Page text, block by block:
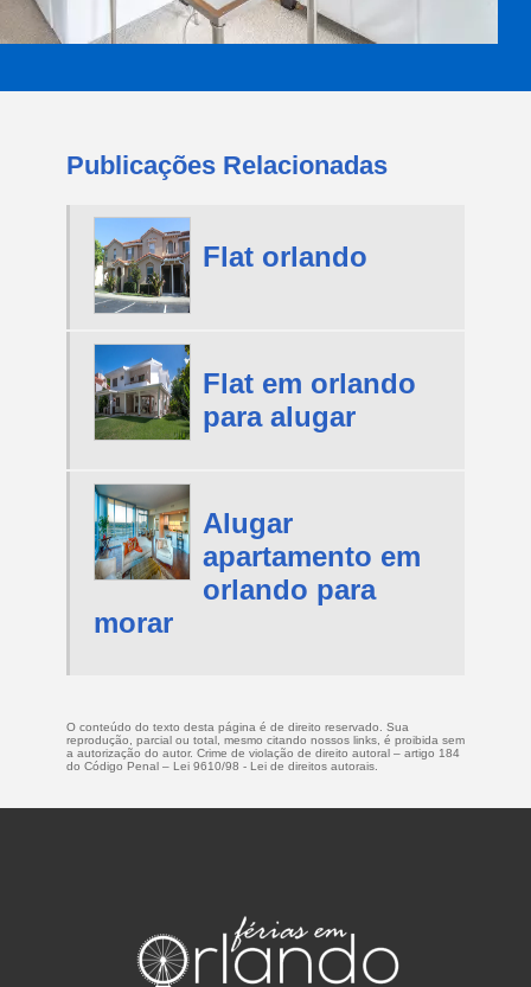
Publicações Relacionadas
Flat orlando
Flat em orlando
para alugar
Alugar
apartamento em
orlando para
morar
O conteúdo do texto desta página é de direito reservado. Sua
reprodução, parcial ou total, mesmo citando nossos links, é proibida sem
a autorização do autor. Crime de violação de direito autoral – artigo 184
do Código Penal – Lei 9610/98 - Lei de direitos autorais